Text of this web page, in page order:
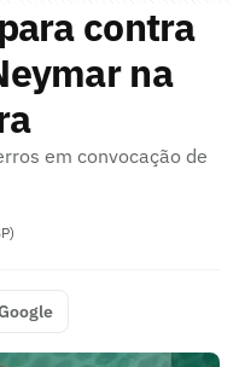
contra
na
em convocação de